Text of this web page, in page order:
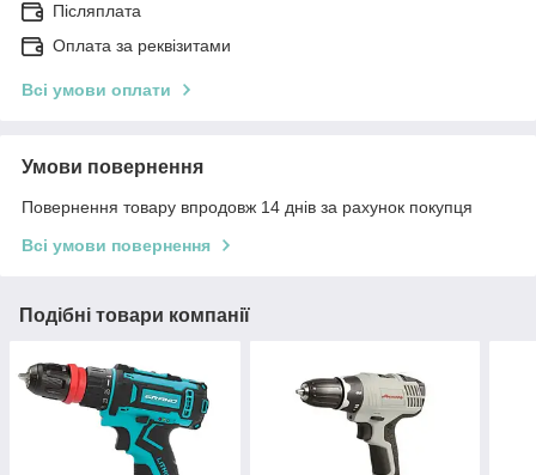
Післяплата
Оплата за реквізитами
Всі умови оплати
Умови повернення
Повернення товару впродовж 14 днів за рахунок покупця
Всі умови повернення
Подібні товари компанії